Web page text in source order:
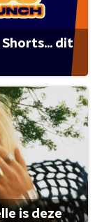
Shorts... dit
is deze